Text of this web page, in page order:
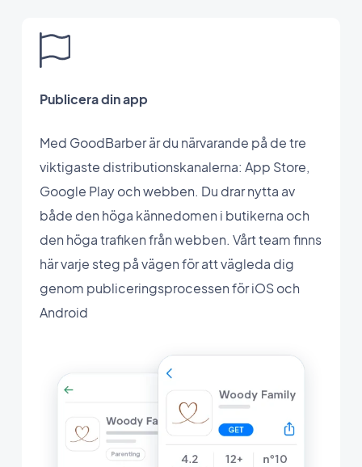
Publicera din app
Med GoodBarber är du närvarande på de tre
viktigaste distributionskanalerna: App Store,
Google Play och webben. Du drar nytta av
både den höga kännedomen i butikerna och
den höga trafiken från webben. Vårt team finns
här varje steg på vägen för att vägleda dig
genom publiceringsprocessen för iOS och
Android